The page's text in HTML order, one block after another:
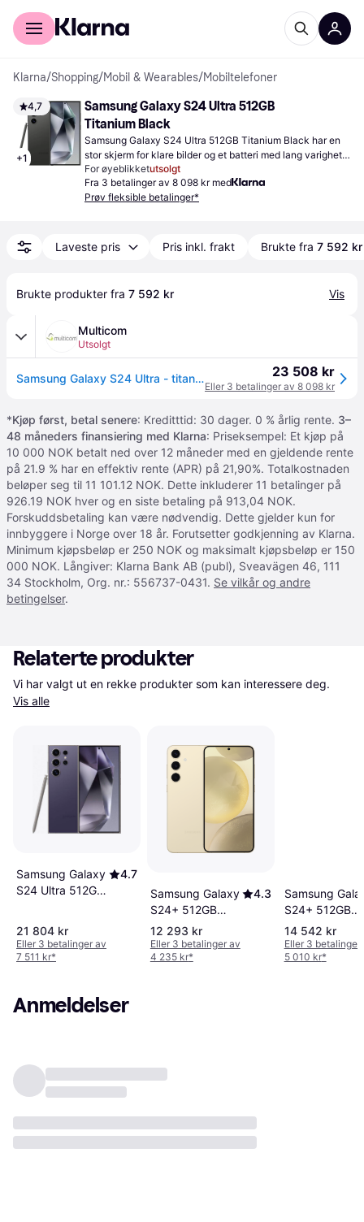
For kunder
Klarna/Shopping/Mobil & Wearables/Mobiltelefoner
4,7
+1
Samsung Galaxy S24 Ultra 512GB
Titanium Black
Samsung Galaxy S24 Ultra 512GB Titanium Black har en
stor skjerm for klare bilder og et batteri med lang varighet.
Passer godt for deg som trenger mye lagringsplass.
For øyeblikketutsolgt
Fra 3 betalinger av 8 098 kr med
Prøv fleksible betalinger*
Laveste pris Pris inkl. frakt Brukte fra 7 592 kr
Brukte produkter fra 7 592 kr Vis
Multicom
Utsolgt
Samsung Galaxy S24 Ultra - titansvart - 5G smarttelefon - 512 GB - GSM (SM-S928BZKHEUB) 23 508 kr
Eller 3 betalinger av 8 098 kr
*Kjøp først, betal senere: Kreditttid: 30 dager. 0 % årlig rente. 3–
48 måneders finansiering med Klarna: Priseksempel: Et kjøp på
10 000 NOK betalt ned over 12 måneder med en gjeldende rente
på 21.9 % har en effektiv rente (APR) på 21,90%. Totalkostnaden
beløper seg til 11 101.12 NOK. Dette inkluderer 11 betalinger på
926.19 NOK hver og en siste betaling på 913,04 NOK.
Forskuddsbetaling kan være nødvendig. Dette gjelder kun for
innbyggere i Norge over 18 år. Forutsetter godkjenning av Klarna.
Minimum kjøpsbeløp er 250 NOK og maksimalt kjøpsbeløp er 150
000 NOK. Långiver: Klarna Bank AB (publ), Sveavägen 46, 111
34 Stockholm, Org. nr.: 556737-0431. Se vilkår og andre
betingelser.
Relaterte produkter
Vis alle
Samsung Galaxy
S24 Ultra 512GB
4.7
21 804 kr
Eller 3 betalinger av
7 511 kr*
Samsung Galaxy
S24+ 512GB
Amber Yellow
4.3
12 293 kr
Eller 3 betalinger av
4 235 kr*
Samsung
S24+ 512GB
Cobalt Violet
14 542 kr
Eller 3 betalinger
5 010 kr*
Anmeldelser